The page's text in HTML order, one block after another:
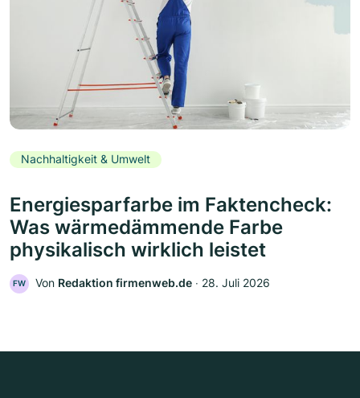
Nachhaltigkeit & Umwelt
Energiesparfarbe im Faktencheck:
Was wärmedämmende Farbe
physikalisch wirklich leistet
FW Von Redaktion firmenweb.de ‧ 28. Juli 2026